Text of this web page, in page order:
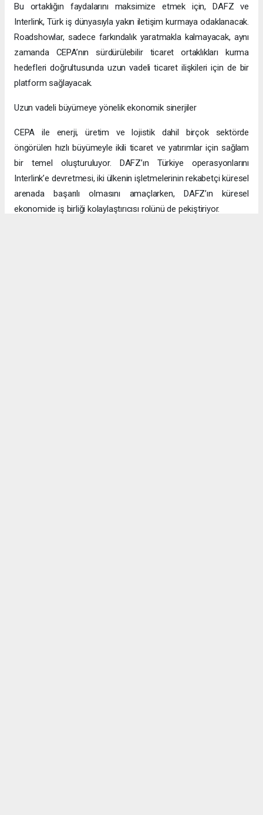
Bu ortaklığın faydalarını maksimize etmek için, DAFZ ve
Interlink, Türk iş dünyasıyla yakın iletişim kurmaya odaklanacak.
Roadshowlar, sadece farkındalık yaratmakla kalmayacak, aynı
zamanda CEPA’nın sürdürülebilir ticaret ortaklıkları kurma
hedefleri doğrultusunda uzun vadeli ticaret ilişkileri için de bir
platform sağlayacak.
Uzun vadeli büyümeye yönelik ekonomik sinerjiler
CEPA ile enerji, üretim ve lojistik dahil birçok sektörde
öngörülen hızlı büyümeyle ikili ticaret ve yatırımlar için sağlam
bir temel oluşturuluyor. DAFZ’ın Türkiye operasyonlarını
Interlink’e devretmesi, iki ülkenin işletmelerinin rekabetçi küresel
arenada başarılı olmasını amaçlarken, DAFZ’ın küresel
ekonomide iş birliği kolaylaştırıcısı rolünü de pekiştiriyor.